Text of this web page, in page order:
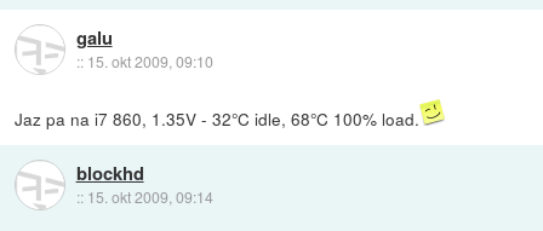
galu
:: 15. okt 2009, 09:10
Jaz pa na i7 860, 1.35V - 32°C idle, 68°C 100% load.
blockhd
:: 15. okt 2009, 09:14